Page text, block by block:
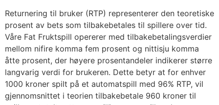
Returnering til bruker (RTP) representerer den teoretiske
prosent av bets som tilbakebetales til spillere over tid.
Våre Fat Fruktspill opererer med tilbakebetalingsverdier
mellom nifire komma fem prosent og nittisju komma
åtte prosent, der høyere prosentandeler indikerer større
langvarig verdi for brukeren. Dette betyr at for enhver
1000 kroner spilt på et automatspill med 96% RTP, vil
gjennomsnittet i teorien tilbakebetale 960 kroner til